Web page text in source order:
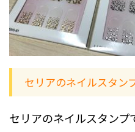
セリアのネイルスタン
セリアのネイルスタンプ